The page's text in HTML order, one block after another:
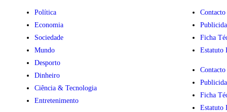
Política
Economia
Sociedade
Mundo
Desporto
Dinheiro
Ciência & Tecnologia
Entretenimento
Contacto
Ficha
Estatuto
Contacto
Ficha
Estatuto